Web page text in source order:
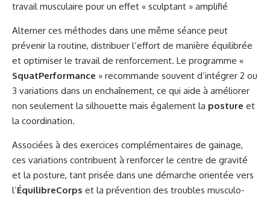
travail musculaire pour un effet « sculptant » amplifié
Alterner ces méthodes dans une même séance peut
prévenir la routine, distribuer l’effort de manière équilibrée
et optimiser le travail de renforcement. Le programme «
SquatPerformance » recommande souvent d’intégrer 2 ou
3 variations dans un enchaînement, ce qui aide à améliorer
non seulement la silhouette mais également la posture et
la coordination.
Associées à des exercices complémentaires de gainage,
ces variations contribuent à renforcer le centre de gravité
et la posture, tant prisée dans une démarche orientée vers
l’ÉquilibreCorps et la prévention des troubles musculo-